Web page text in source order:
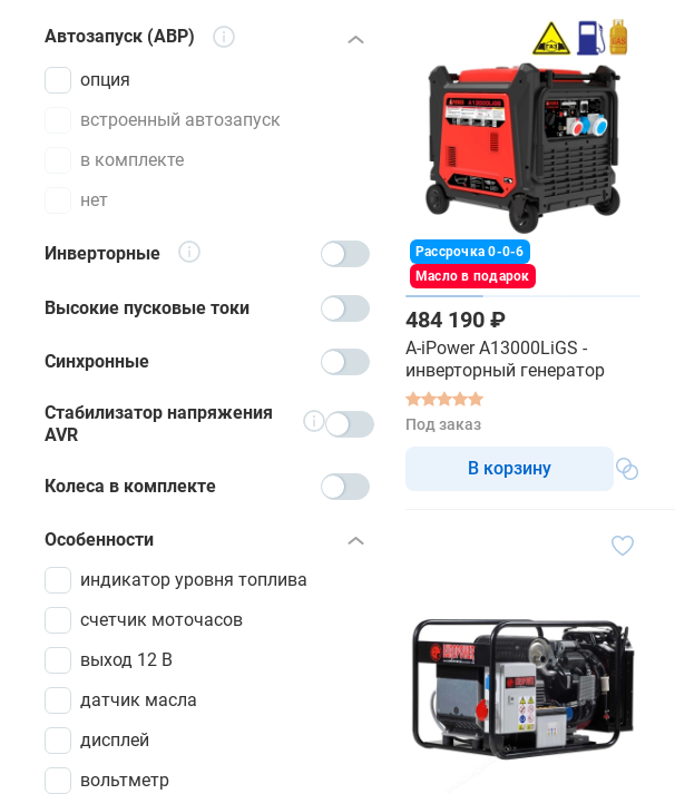
Автозапуск (АВР)
опция
встроенный автозапуск
в комплекте
нет
Инверторные
Высокие пусковые токи
Синхронные
Стабилизатор напряжения
AVR
Колеса в комплекте
Особенности
индикатор уровня топлива
счетчик моточасов
выход 12 В
датчик масла
дисплей
вольтметр
Рассрочка 0-0-6
Масло в подарок
484 190 ₽
A-iPower A13000LiGS -
инверторный генератор
Под заказ
В корзину